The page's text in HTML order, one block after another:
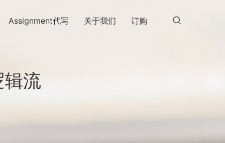
Assignment代写 关于我们 订购
辑流